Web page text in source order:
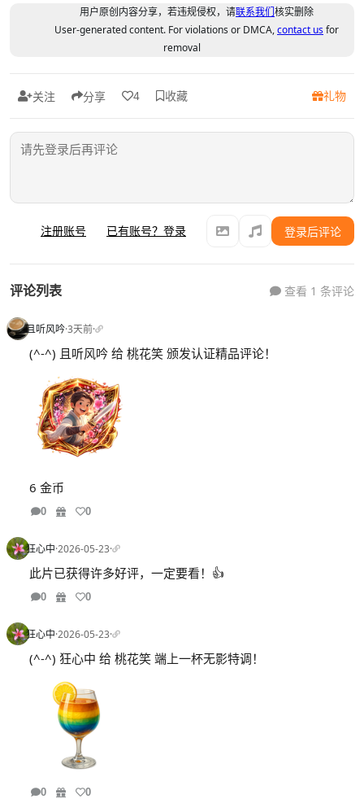
用户原创内容分享，若违规侵权，请联系我们核实删除
User-generated content. For violations or DMCA,contact usfor
removal
关注 分享 4 收藏 礼物
注册账号 已有账号？登录 登录后评论
评论列表 查看 1 条评论
且听风吟·3天前·
(^-^) 且听风吟 给 桃花笑 颁发认证精品评论！
6 金币
0 0
狂心中·2026-05-23·
此片已获得许多好评，一定要看！👍
0 0
狂心中·2026-05-23·
(^-^) 狂心中 给 桃花笑 端上一杯无影特调！
0 0